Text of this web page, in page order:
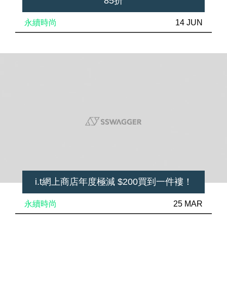
永續時尚 14 JUN
i.t網上商店年度極減 $200買到一件褸！
永續時尚 25 MAR